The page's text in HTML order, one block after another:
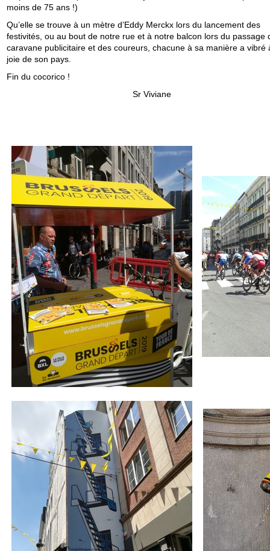
moins de 75 ans !)
Qu’elle se trouve à un mètre d’Eddy Merckx lors du lancement des
festivités, ou au bout de notre rue et à notre balcon lors du passage
caravane publicitaire et des coureurs, chacune à sa manière a vibré
joie de son pays.
Fin du cocorico !
Sr Viviane